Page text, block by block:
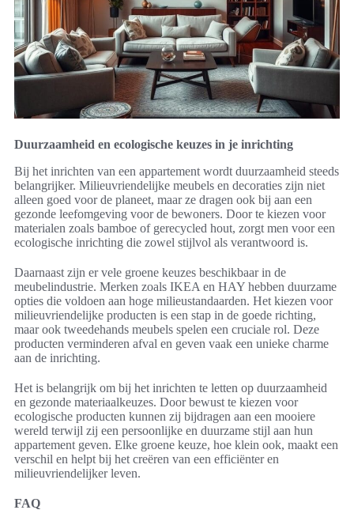
Duurzaamheid en ecologische keuzes in je inrichting
Bij het inrichten van een appartement wordt duurzaamheid steeds
belangrijker. Milieuvriendelijke meubels en decoraties zijn niet
alleen goed voor de planeet, maar ze dragen ook bij aan een
gezonde leefomgeving voor de bewoners. Door te kiezen voor
materialen zoals bamboe of gerecycled hout, zorgt men voor een
ecologische inrichting die zowel stijlvol als verantwoord is.
Daarnaast zijn er vele groene keuzes beschikbaar in de
meubelindustrie. Merken zoals IKEA en HAY hebben duurzame
opties die voldoen aan hoge milieustandaarden. Het kiezen voor
milieuvriendelijke producten is een stap in de goede richting,
maar ook tweedehands meubels spelen een cruciale rol. Deze
producten verminderen afval en geven vaak een unieke charme
aan de inrichting.
Het is belangrijk om bij het inrichten te letten op duurzaamheid
en gezonde materiaalkeuzes. Door bewust te kiezen voor
ecologische producten kunnen zij bijdragen aan een mooiere
wereld terwijl zij een persoonlijke en duurzame stijl aan hun
appartement geven. Elke groene keuze, hoe klein ook, maakt een
verschil en helpt bij het creëren van een efficiënter en
milieuvriendelijker leven.
FAQ